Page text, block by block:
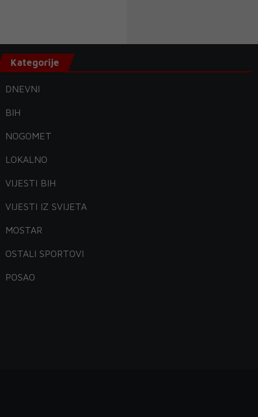
Kategorije
DNEVNI
BIH
NOGOMET
LOKALNO
VIJESTI BIH
VIJESTI IZ SVIJETA
MOSTAR
OSTALI SPORTOVI
POSAO